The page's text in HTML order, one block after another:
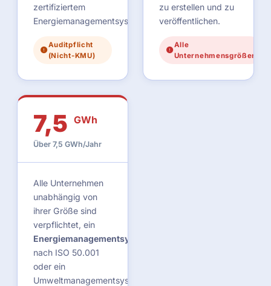
zertifiziertem
Energiemanagementsystem.
Auditpflicht
(Nicht-KMU)
zu erstellen und zu
veröffentlichen.
Alle
Unternehmensgrößen
7,5 GWh
Über 7,5 GWh/Jahr
Alle Unternehmen
unabhängig von
ihrer Größe sind
verpflichtet, ein
Energiemanagementsystem
nach ISO 50.001
oder ein
Umweltmanagementsystem